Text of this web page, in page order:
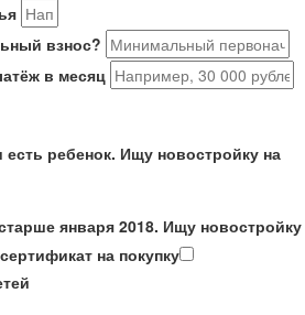
взнос?
в месяц
ребенок. Ищу новостройку на
января 2018. Ищу новостройку
на покупку